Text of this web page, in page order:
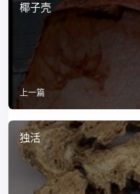
椰子壳
上一篇
独活